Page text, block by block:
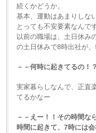
続くかどうか。
基本、運動はあまりしな
とっても不安要素なんです
以前の職場は、土日休み
の土日休みで8時出社が
－－何時に起きてるの！？
実家暮らしなんで、正直
てるかなー
－－えー！！その時間な
時間に起きて、7時には